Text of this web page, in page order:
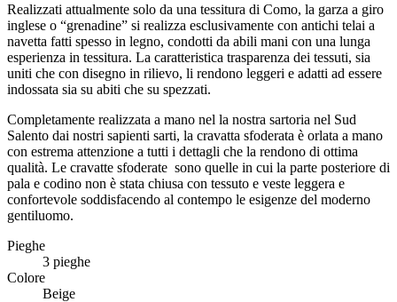
Realizzati attualmente solo da una tessitura di Como, la garza a giro
inglese o “grenadine” si realizza esclusivamente con antichi telai a
navetta fatti spesso in legno, condotti da abili mani con una lunga
esperienza in tessitura. La caratteristica trasparenza dei tessuti, sia
uniti che con disegno in rilievo, li rendono leggeri e adatti ad essere
indossata sia su abiti che su spezzati.
Completamente realizzata a mano nel la nostra sartoria nel Sud
Salento dai nostri sapienti sarti, la cravatta sfoderata è orlata a mano
con estrema attenzione a tutti i dettagli che la rendono di ottima
qualità. Le cravatte sfoderate sono quelle in cui la parte posteriore di
pala e codino non è stata chiusa con tessuto e veste leggera e
confortevole soddisfacendo al contempo le esigenze del moderno
gentiluomo.
Pieghe
3 pieghe
Colore
Beige